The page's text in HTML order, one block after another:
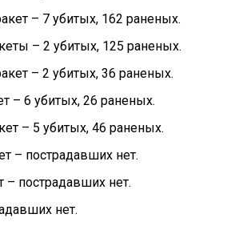
– 7 убитых, 162 раненых.
– 2 убитых, 125 раненых.
– 2 убитых, 36 раненых.
– 6 убитых, 26 раненых.
– 5 убитых, 46 раненых.
– пострадавших нет.
– пострадавших нет.
нет.